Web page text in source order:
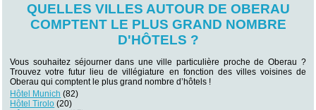
QUELLES VILLES AUTOUR DE OBERAU
COMPTENT LE PLUS GRAND NOMBRE
D'HÔTELS ?
Vous souhaitez séjourner dans une ville particulière proche de Oberau ?
Trouvez votre futur lieu de villégiature en fonction des villes voisines de
Oberau qui comptent le plus grand nombre d’hôtels !
Hôtel Munich (82)
Hôtel Tirolo (20)